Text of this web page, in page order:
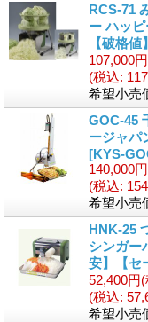
RCS-71
ー ハッピ
【破格
107,000円
(税込:
希望小売
GOC-45
ージャパ
[KYS-
140,000円
(税込:
希望小売
HNK-25
シンガー
安】【セ
52,400円
(税込:
希望小売